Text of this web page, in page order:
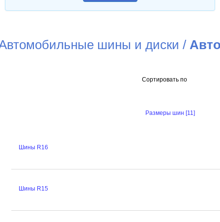
шины и диски /
Сортировать по
Размеры шин [11]
Шины R16
Шины R15